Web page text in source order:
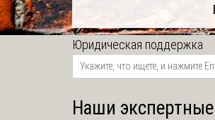
Юридическая поддержка
Наши экспертные